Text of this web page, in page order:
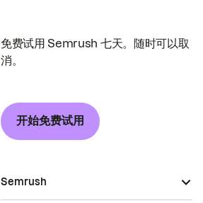
免费试用 Semrush 七天。随时可以取
消。
开始免费试用
Semrush